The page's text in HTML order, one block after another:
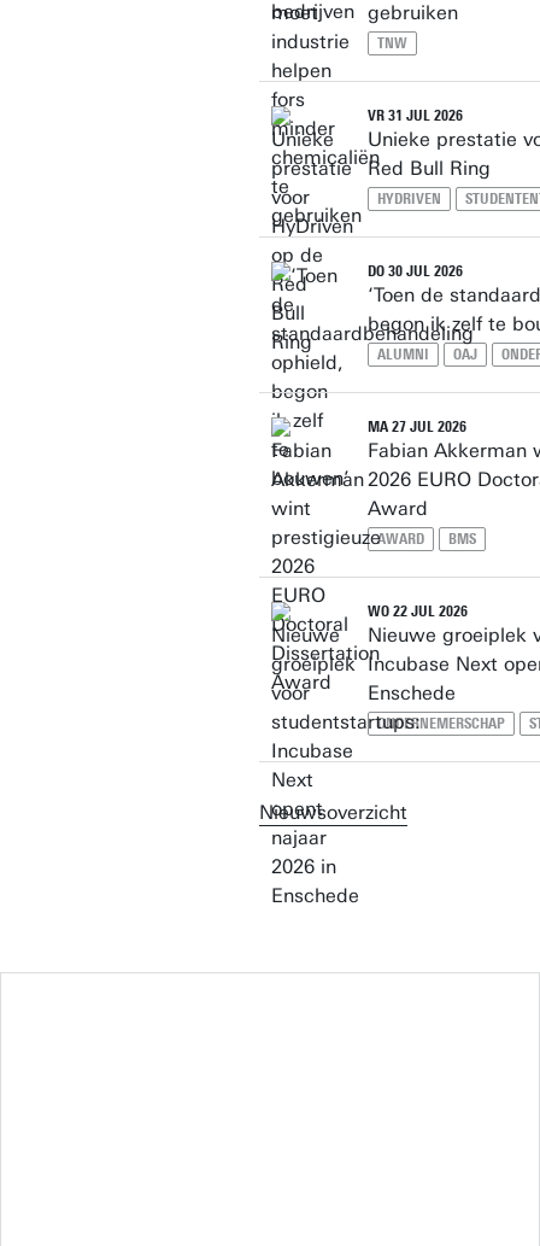
gebruiken
TNW
VR 31 JUL 2026
Unieke prestatie
Red Bull Ring
HYDRIVEN
DO 30 JUL 2026
‘Toen de
begon ik zelf te
ALUMNI OAJ
MA 27 JUL 2026
Fabian Akkerman
2026 EURO
Award
AWARD BMS
WO 22 JUL 2026
Nieuwe groeiplek
Incubase Next
Enschede
ONDERNEMERSCHAP
Nieuwsoverzicht